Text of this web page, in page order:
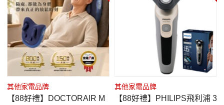
其他家電品牌
【88好禮】DOCTORAIR M
其他家電品牌
【88好禮】PHILIPS飛利浦 3